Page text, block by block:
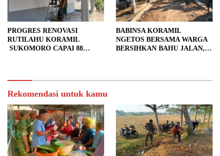
PROGRES RENOVASI
RUTILAHU KORAMIL
SUKOMORO CAPAI 88
BABINSA KORAMIL
NGETOS BERSAMA WARGA
BERSIHKAN BAHU JALAN,
Rekomendasi untuk kamu